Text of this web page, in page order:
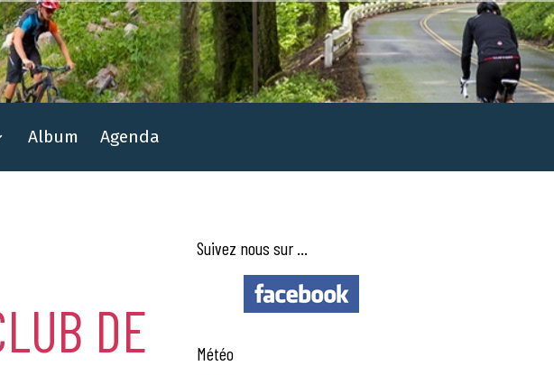
Album Agenda
DE
Suivez nous sur ...
Météo